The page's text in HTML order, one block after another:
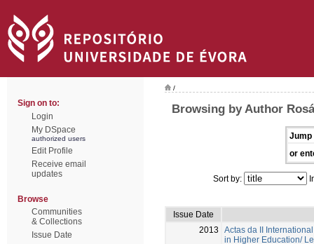
Sign on to:
Login
My DSpace
authorized users
Edit Profile
Receive email
updates
Browse
Communities
& Collections
Issue Date
/
Browsing by Author
Jump
or
Sort by:
Issue Date
2013
Actas da II
in Higher Education/